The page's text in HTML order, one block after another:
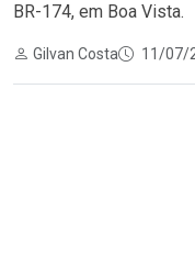
BR-174, em Boa Vista.
Gilvan Costa 11/07/